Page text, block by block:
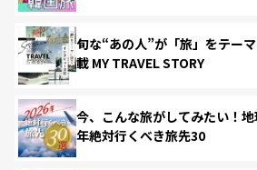
旬な“あの人”が「旅」をテー
載 MY TRAVEL STORY
今、こんな旅がしてみたい！
年絶対行くべき旅先30